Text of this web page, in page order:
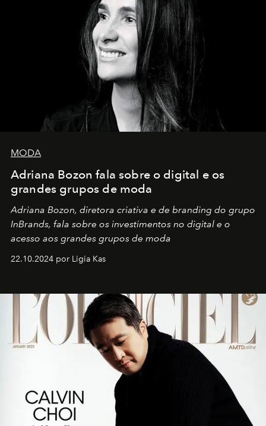
MODA
Adriana Bozon fala sobre o digital e os
grandes grupos de moda
Adriana Bozon, diretora criativa e de branding do grupo
InBrands, fala sobre os investimentos no digital e o
acesso aos grandes grupos de moda
22.10.2024 por Ligia Kas